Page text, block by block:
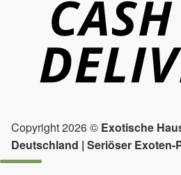
Copyright 2026 © Exotische
Deutschland | Seriöser